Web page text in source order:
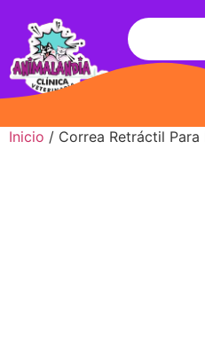
Inicio / Correa Retráctil Para